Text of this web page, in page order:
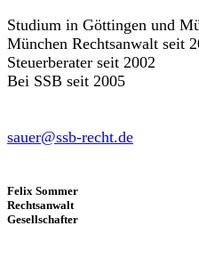
Studium in Göttingen und
München Rechtsanwalt seit
Steuerberater seit 2002
Bei SSB seit 2005
sauer@ssb-recht.de
Felix Sommer
Rechtsanwalt
Gesellschafter